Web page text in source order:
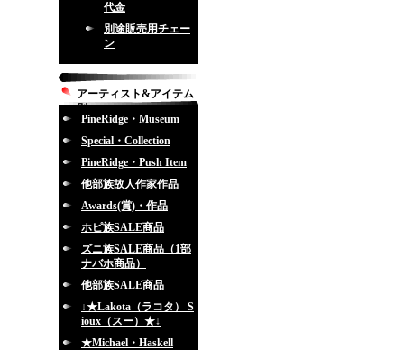
代金
別途販売用チェー
ン
アーティスト&アイテム
別
PineRidge・Museum
Special・Collection
PineRidge・Push Item
他部族故人作家作品
Awards(賞)・作品
ホピ族SALE商品
ズニ族SALE商品（1部
ナバホ商品）
他部族SALE商品
↓★Lakota（ラコタ） S
ioux（スー）★↓
★Michael・Haskell